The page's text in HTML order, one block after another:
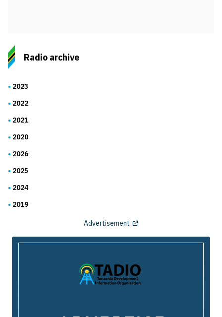
Radio archive
2023
2022
2021
2020
2026
2025
2024
2019
Advertisement